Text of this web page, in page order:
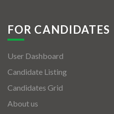
FOR CANDIDATES
User Dashboard
Candidate Listing
Candidates Grid
About us